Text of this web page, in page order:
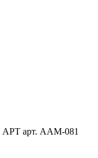
АРТ арт. AАМ-081